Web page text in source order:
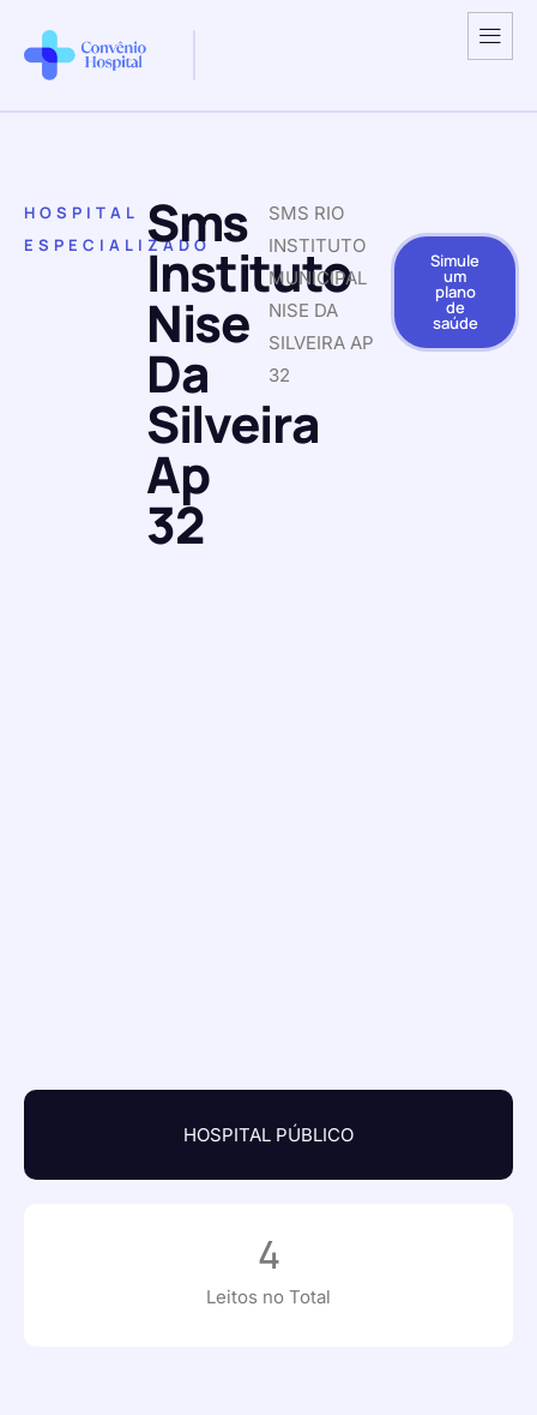
HOSPITAL
ESPECIALIZADO
Sms
Instituto
Nise
Da
Silveira
Ap
32
SMS RIO
INSTITUTO
MUNICIPAL
NISE DA
SILVEIRA AP
32
Simule
um
plano
de
saúde
HOSPITAL PÚBLICO
Leitos no Total
4